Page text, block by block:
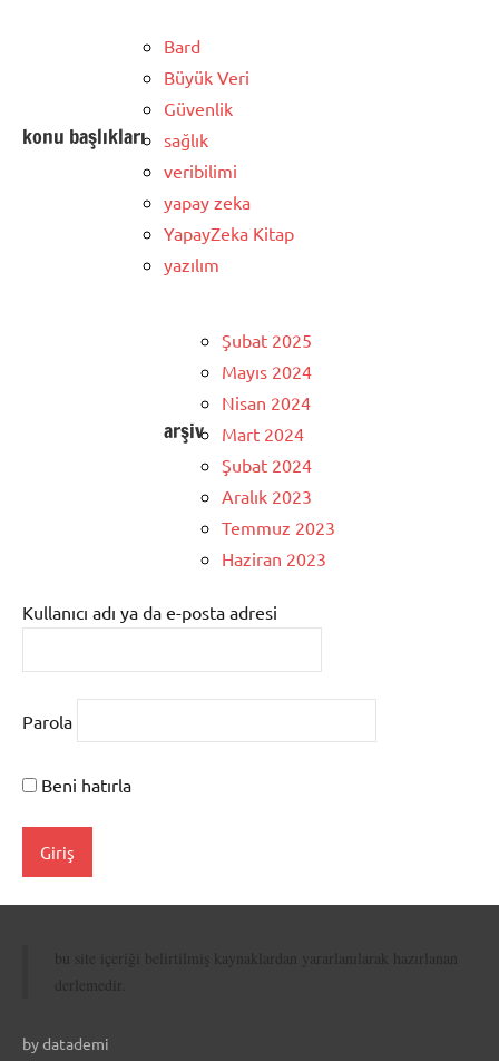
konu başlıkları
Bard
Büyük Veri
Güvenlik
sağlık
veribilimi
yapay zeka
YapayZeka Kitap
yazılım
arşiv
Şubat 2025
Mayıs 2024
Nisan 2024
Mart 2024
Şubat 2024
Aralık 2023
Temmuz 2023
Haziran 2023
Kullanıcı adı ya da e-posta adresi
Parola
Beni hatırla
bu site içeriği belirtilmiş kaynaklardan yararlanılarak hazırlanan
derlemedir.
by datademi